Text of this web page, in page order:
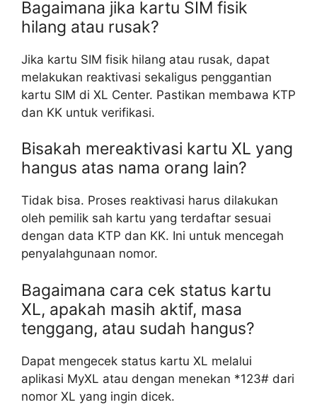
Bagaimana jika kartu SIM fisik
hilang atau rusak?
Jika kartu SIM fisik hilang atau rusak, dapat
melakukan reaktivasi sekaligus penggantian
kartu SIM di XL Center. Pastikan membawa KTP
dan KK untuk verifikasi.
Bisakah mereaktivasi kartu XL yang
hangus atas nama orang lain?
Tidak bisa. Proses reaktivasi harus dilakukan
oleh pemilik sah kartu yang terdaftar sesuai
dengan data KTP dan KK. Ini untuk mencegah
penyalahgunaan nomor.
Bagaimana cara cek status kartu
XL, apakah masih aktif, masa
tenggang, atau sudah hangus?
Dapat mengecek status kartu XL melalui
aplikasi MyXL atau dengan menekan *123# dari
nomor XL yang ingin dicek.